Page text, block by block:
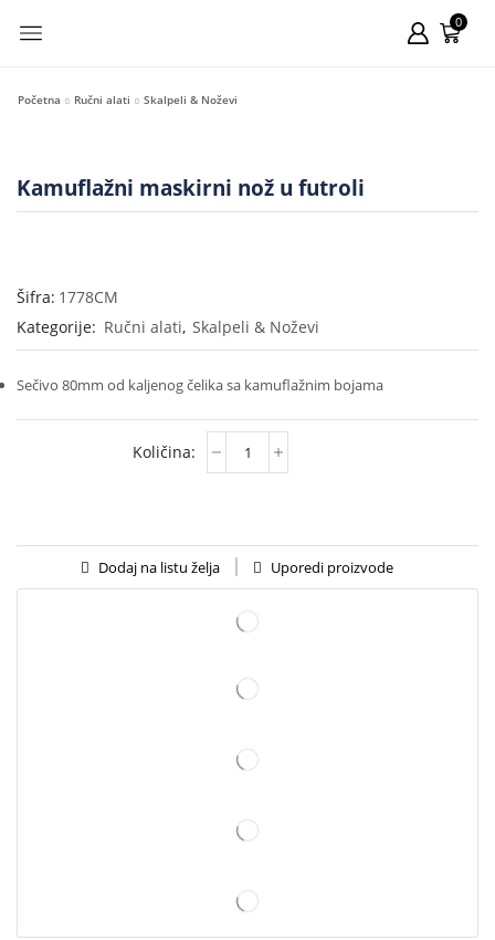
0
Početna Ručni alati Skalpeli & Noževi
Kamuflažni maskirni nož u futroli
Šifra: 1778CM
Kategorije: Ručni alati, Skalpeli & Noževi
Sečivo 80mm od kaljenog čelika sa kamuflažnim bojama
Dodaj na listu želja Uporedi proizvode